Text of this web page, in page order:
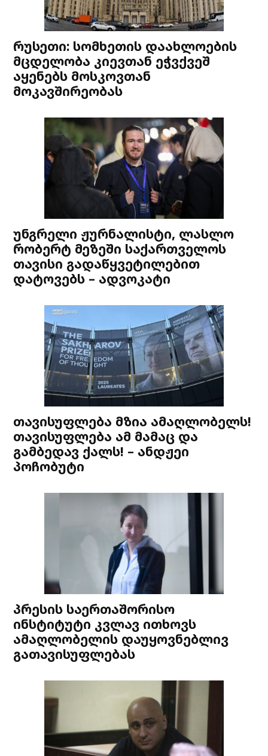
რუსეთი: სომხეთის დაახლოების
მცდელობა კიევთან ეჭვქვეშ
აყენებს მოსკოვთან
მოკავშირეობას
უნგრელი ჟურნალისტი, ლასლო
რობერტ მეზეში საქართველოს
თავისი გადაწყვეტილებით
დატოვებს – ადვოკატი
თავისუფლება მზია ამაღლობელს!
თავისუფლება ამ მამაც და
გამბედავ ქალს! – ანდჟეი
პოჩობუტი
პრესის საერთაშორისო
ინსტიტუტი კვლავ ითხოვს
ამაღლობელის დაუყოვნებლივ
გათავისუფლებას